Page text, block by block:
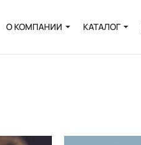
О КОМПАНИИ КАТАЛОГ